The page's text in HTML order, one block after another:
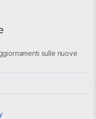
sulle nuove